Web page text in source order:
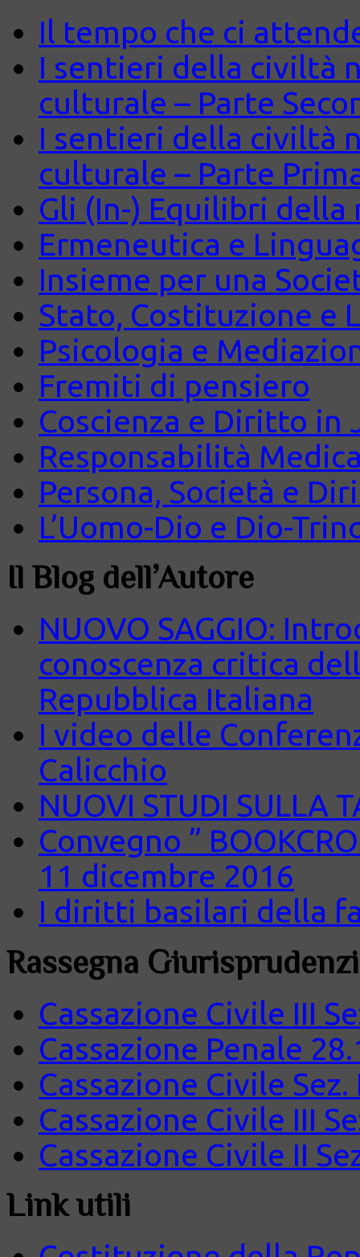
Il tempo che ci
I sentieri della civiltà
culturale – Parte
I sentieri della civiltà
culturale – Parte
Gli (In-) Equilibri della
Ermeneutica e
Insieme per una
Stato, Costituzione e
Psicologia e
Fremiti di pensiero
Coscienza e Diritto in
Responsabilità
Persona, Società e
L’Uomo-Dio e Dio-
Il Blog dell’Autore
NUOVO SAGGIO:
conoscenza critica
Repubblica Italiana
I video delle
Calicchio
NUOVI STUDI SULLA
Convegno ”
11 dicembre 2016
I diritti basilari della
Rassegna
Cassazione Civile III
Cassazione Penale
Cassazione Civile
Cassazione Civile III
Cassazione Civile II
Link utili